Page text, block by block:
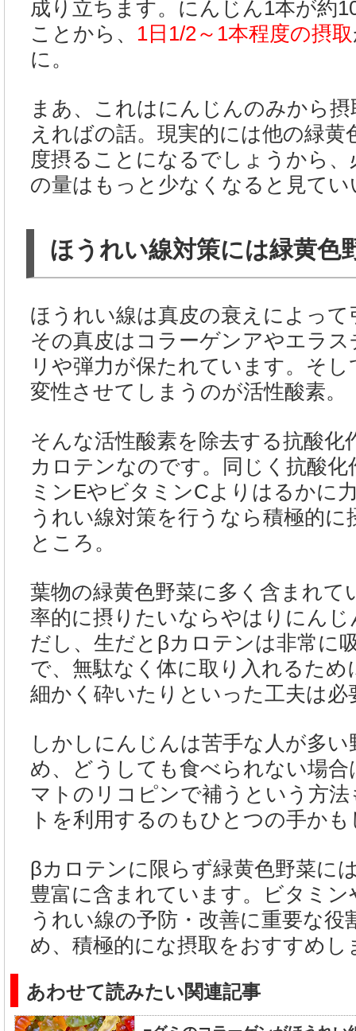
成り立ちます。にんじん1本が約
ことから、 1日1/2～1本程度の摂取
に。
まあ、これはにんじんのみから
えればの話。現実的には他の緑黄
度摂ることになるでしょうから
の量はもっと少なくなると見て
ほうれい線対策には緑黄色
ほうれい線は真皮の衰えによっ
その真皮はコラーゲンアやエラ
リや弾力が保たれています。そ
変性させてしまうのが活性酸素。
そんな活性酸素を除去する抗酸化
カロテンなのです。同じく抗酸
ミンEやビタミンCよりはるかに
うれい線対策を行うなら積極的
ところ。
葉物の緑黄色野菜に多く含まれて
率的に摂りたいならやはりにん
だし、生だとβカロテンは非常に
で、無駄なく体に取り入れるため
細かく砕いたりといった工夫は必
しかしにんじんは苦手な人が多
め、どうしても食べられない場
マトのリコピンで補うという方
トを利用するのもひとつの手か
βカロテンに限らず緑黄色野菜に
豊富に含まれています。ビタミ
うれい線の予防・改善に重要な役
め、積極的にな摂取をおすすめし
あわせて読みたい関連記事